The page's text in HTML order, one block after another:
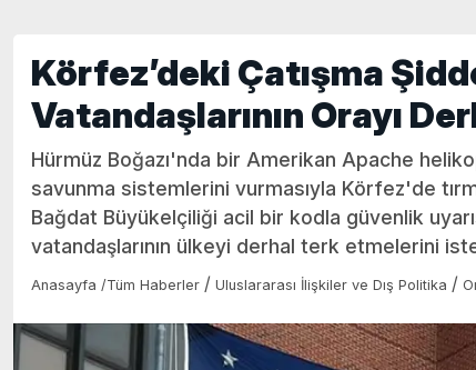
Körfez’deki Çatışma
Vatandaşlarının Orayı
Hürmüz Boğazı'nda bir Amerikan Apache
savunma sistemlerini vurmasıyla Körfez'de
Bağdat Büyükelçiliği acil bir kodla güvenlik
vatandaşlarının ülkeyi derhal terk etmelerini
Anasayfa /Tüm Haberler / Uluslararası İlişkiler ve Dış Politika /